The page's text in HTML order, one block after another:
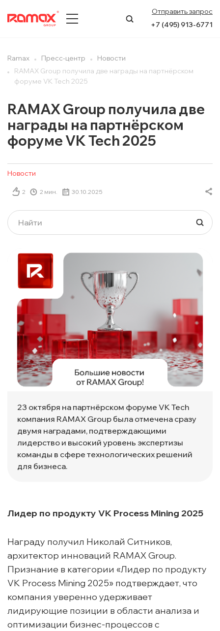
Отправить запрос
+7 (495) 913-6771
ПРЕСС-ЦЕНТР
УСЛУГИ
КЕЙСЫ
КОНТАКТЫ
Ramax Пресс-центр
Новости
RAMAX Group получила две награды на партнёрском
форуме VK Tech 2025
RAMAX Group получила две
награды на партнёрском
форуме VK Tech 2025
Новости
2 2 мин. 30.10.2025
23 октября на партнёрском форуме VK Tech
компания RAMAX Group была отмечена сразу
двумя наградами, подтверждающими
лидерство и высокий уровень экспертизы
команды в сфере технологических решений
для бизнеса.
Лидер по продукту VK Process Mining 2025
Награду получил Николай Ситников,
архитектор инноваций RAMAX Group.
Признание в категории «Лидер по продукту
VK Process Mining 2025» подтверждает, что
компания уверенно удерживает
лидирующие позиции в области анализа и
оптимизации бизнес-процессов с